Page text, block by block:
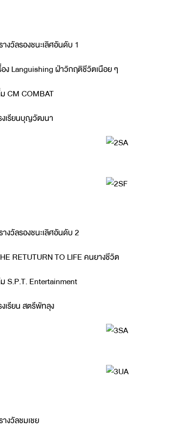
งวัลรองชนะเลิศอันดับ 1
อง Languishing ฝ่าวิกฤติชีวิตเนือย ๆ
CM COMBAT
งเรียนบุญวัฒนา
งวัลรองชนะเลิศอันดับ 2
RETUTURN TO LIFE คนยางชีวิต
S.P.T. Entertainment
งเรียน สตรีพัทลุง
งวัลชมเชย